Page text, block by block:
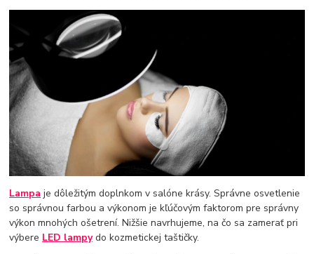
Lampa je dôležitým doplnkom v salóne krásy. Správne osvetlenie
so správnou farbou a výkonom je kľúčovým faktorom pre správny
výkon mnohých ošetrení. Nižšie navrhujeme, na čo sa zamerať pri
výbere LED lampydo kozmetickej taštičky.